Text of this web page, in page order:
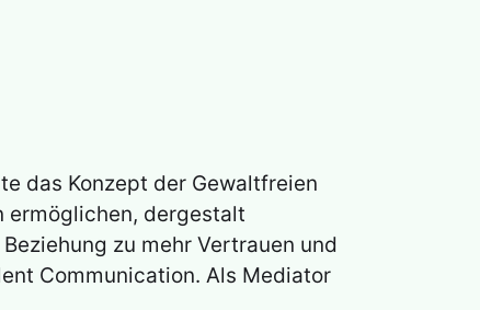
das Konzept der Gewaltfreien
ermöglichen, dergestalt
zu mehr Vertrauen und
Communication. Als Mediator